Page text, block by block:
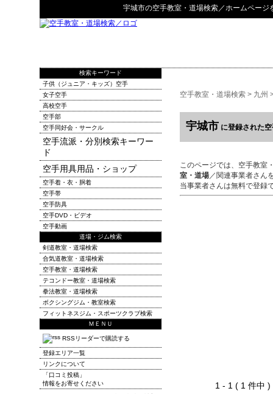
宇城市の空手教室・道場検索／ホームページ
空手教室・道場検索 > 九州
宇城市 に登録された
このページでは、空手教室
室・道場／関連事業者さん
当事業者さんは無料で登録
1 - 1 ( 1 件
検索キーワード
子供（ジュニア・キッズ）空手
女子空手
高校空手
空手部
空手同好会・サークル
空手流派・分別検索キーワー
ド
空手用具用品・ショップ
空手着・衣・胴着
空手帯
空手防具
空手DVD・ビデオ
空手動画
道場・ジム検索
剣道教室・道場検索
合気道教室・道場検索
空手教室・道場検索
テコンドー教室・道場検索
拳法教室・道場検索
ボクシングジム・教室検索
フィットネスジム・スポーツクラブ検索
ＭＥＮＵ
RSSリーダーで購読する
登録エリア一覧
リンクについて
「口コミ投稿」
情報をお寄せください